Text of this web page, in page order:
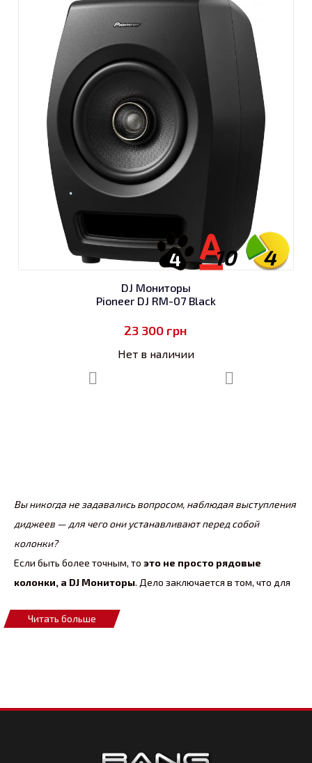
4
10
4
DJ Мониторы
Pioneer DJ RM-07 Black
23 300 грн
Нет в наличии
Вы никогда не задавались вопросом, наблюдая выступления
диджеев — для чего они устанавливают перед собой
колонки?
Если быть более точным, то это не просто рядовые
колонки, а DJ Мониторы. Дело заключается в том, что для
требуется нечто большее.
трека и при появлении перебитовки принимать меры к ее
Читать больше